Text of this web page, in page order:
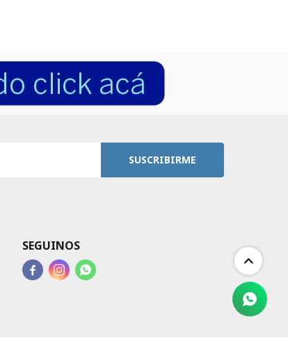
SUSCRIBIRME
SEGUINOS
  